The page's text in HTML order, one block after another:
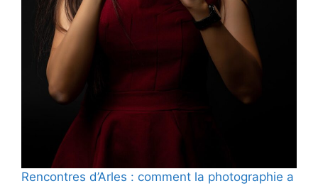
Rencontres d’Arles : comment la photographie a